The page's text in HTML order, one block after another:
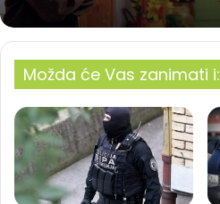
Možda će Vas zanimati i: